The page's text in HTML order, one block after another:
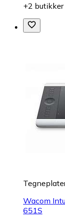
+2 butikker
Wacom
651S